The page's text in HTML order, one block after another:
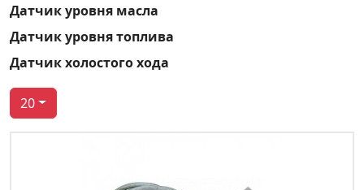
Датчик уровня масла
Датчик уровня топлива
Датчик холостого хода
20